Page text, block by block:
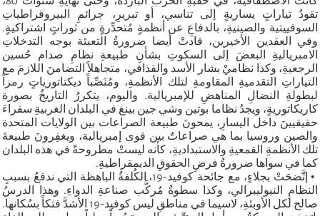
تقودُ تياراتٍ يساريةٍ إلى تناسي، أو تبريرِ، جرائمِ البيروقراطياتِ
السوفييتية والصينيةِ، بالدفاعِ عن أنظمةٍ مُتحدِّرةٍ من ثوراتٍ اشتراكيةٍ.
وفي العقدين الأخيرين، قادتْ أيضا ضرورةُ التعبئة بوجه التدخلاتِ
الامبرياليةِ البعضَ إلى السكوتِ بشأنِ طبيعةِ نظامِ صدام حُسين
الرجعيةِ، وكذا نظاميْ بشار الأسد والقذافي، متجاهلاً التضامنَ اللازمَ مع
التياراتِ التقدميةِ المقاومةِ لتلك الأنظمةِ، ومُنَصِّباً ديكتاتورياتٍ رمزاً
لبطولةِ النضالِ المناهضِ للإمبريالية. واليوم، يتكررُ التاريخُ بصورة
كاريكاتوريةٍ، ويجدُ نظاما بوتين وشي جين بينغ في البلدان الغربيةِ سفراءَ
حقيقيينَ داخل اليسارِ، يمحونَ طبيعة الصراعات بين الولايات المتحدة
والصين وروسيا بما هي صراعاتٌ بين قوى إمبريالية، ويغفِرونَ طبيعةَ
تلك الأنظمةِ القمعيةِ والاستبداديةِ، كأنه ليستْ مطروحةً في هذه البلدان
كما في سواها ضرورةُ فرضِ الحقوقِ الديمقراطيةِ.
• إتَّضحَتْ بجلاءٍ، مع جائحة كوفيد-19، الكُلفةُ الباهظة التي ندفعُ بسببِ
النظامِ النيوليبرالي، وكذا سطوةُ مُركَّب صناعةِ الدواءِ. وهذا الدرسُ
صالح لكل الأوبئةِ، لاسيما في مناطقِ ليس كوفيد-19 الأشدَّ فتكاً بسُكانها.